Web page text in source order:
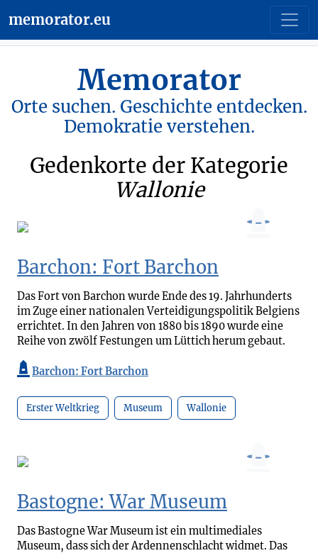
memorator.eu
Memorator
Orte suchen. Geschichte entdecken.
Demokratie verstehen.
Gedenkorte der Kategorie
Wallonie
Barchon: Fort Barchon
Das Fort von Barchon wurde Ende des 19. Jahrhunderts
im Zuge einer nationalen Verteidigungspolitik Belgiens
errichtet. In den Jahren von 1880 bis 1890 wurde eine
Reihe von zwölf Festungen um Lüttich herum gebaut.
Barchon: Fort Barchon
Erster Weltkrieg Museum Wallonie
Bastogne: War Museum
Das Bastogne War Museum ist ein multimediales
Museum, dass sich der Ardennenschlacht widmet. Das